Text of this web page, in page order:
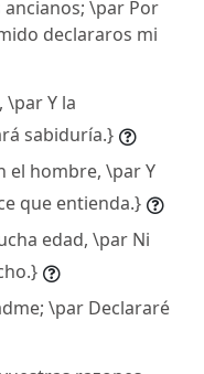
\par Por
declararos mi
\par Y la
sabiduría.}
el hombre, \par Y
que entienda.}
edad, \par Ni
\par Declararé